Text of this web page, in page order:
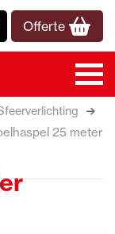
Offerte
25 meter